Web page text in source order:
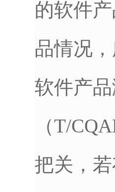
的软件
品情况
软件产
（T/
把关，